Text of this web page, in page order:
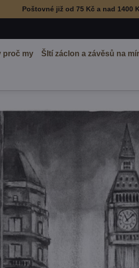
Poštovné již od 75 Kč a nad 1400
proč my ŠItí záclon a závěsů na